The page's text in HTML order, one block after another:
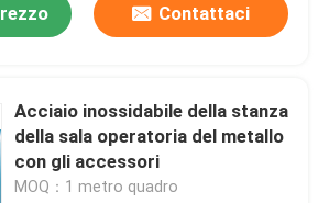
Contattaci
Acciaio inossidabile della stanza
della sala operatoria del metallo
con gli accessori
MOQ：1 metro quadro